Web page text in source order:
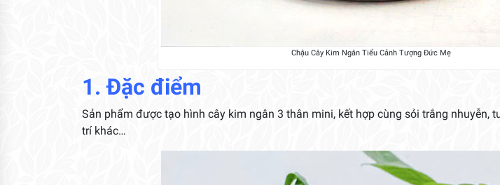
Chậu Cây Kim Ngân Tiểu Cảnh Tượng Đức Mẹ
1. Đặc điểm
Sản phẩm được tạo hình cây kim ngân 3 thân mini, kết hợp cùng sỏi trắng nhuyễn,
trí khác…